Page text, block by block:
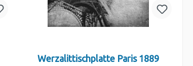
Werzalittischplatte Paris 1889